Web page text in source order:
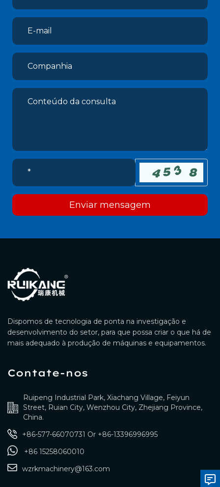
Enviar mensagem
Dispomos de tecnologia de ponta na investigação e
desenvolvimento do setor, para que possa criar o que há de
mais adequado à produção de máquinas e equipamentos.
Contate-nos
Ruipeng Industrial Park, Xiachang Village, Feiyun
Street, Ruian City, Wenzhou City, Zhejiang Province,
China.
+86-577-66070731 Or +86-13396996995
+86 15258060010
wzrkmachinery@163.com